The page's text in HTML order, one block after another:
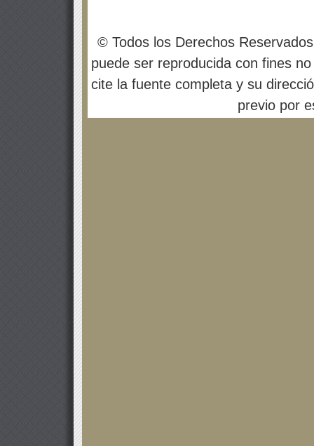
© Todos los Derechos
puede ser reproducida con fines
cite la fuente completa y su
previo por